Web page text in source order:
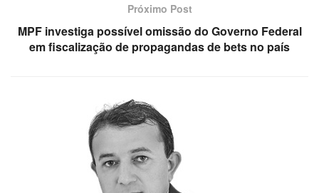
Próximo Post
MPF investiga possível omissão do Governo Federal
em fiscalização de propagandas de bets no país